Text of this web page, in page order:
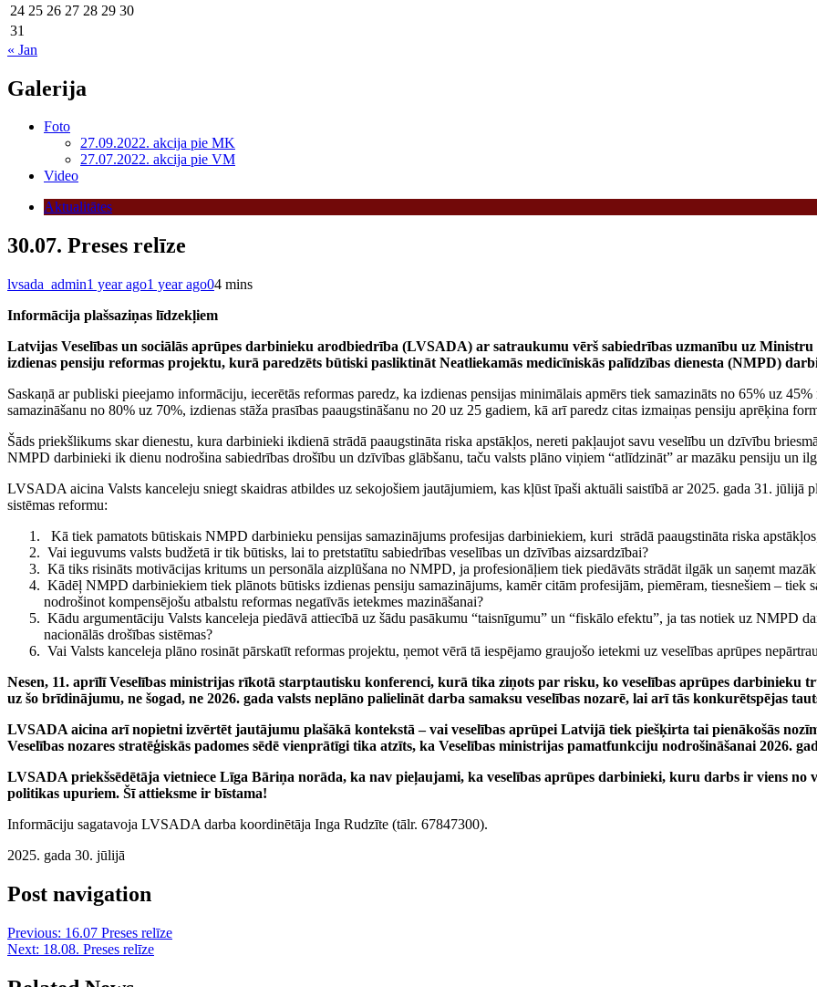
24 25 26 27 28 29 30
31
« Jan
Galerija
Foto
27.09.2022. akcija pie MK
27.07.2022. akcija pie VM
Video
Aktualitātes
30.07. Preses relīze
lvsada_admin1 year ago1 year ago04 mins
Informācija plašsaziņas līdzekļiem
Latvijas Veselības un sociālās aprūpes darbinieku arodbiedrība (LVSADA) ar satraukumu vērš sabiedrības uzmanību uz
izdienas pensiju reformas projektu, kurā paredzēts būtiski pasliktināt Neatliekamās medicīniskās palīdzības dienesta (NMPD)
Saskaņā ar publiski pieejamo informāciju, iecerētās reformas paredz, ka izdienas pensijas minimālais apmērs tiek samazināts no 65% uz
samazināšanu no 80% uz 70%, izdienas stāža prasības paaugstināšanu no 20 uz 25 gadiem, kā arī paredz citas izmaiņas pensiju aprēķina
Šāds priekšlikums skar dienestu, kura darbinieki ikdienā strādā paaugstināta riska apstākļos, nereti pakļaujot savu veselību un dzīvību
NMPD darbinieki ik dienu nodrošina sabiedrības drošību un dzīvības glābšanu, taču valsts plāno viņiem “atlīdzināt” ar mazāku pensiju un
LVSADA aicina Valsts kanceleju sniegt skaidras atbildes uz sekojošiem jautājumiem, kas kļūst īpaši aktuāli saistībā ar 2025. gada 31. jūlijā
sistēmas reformu:
Kā tiek pamatots būtiskais NMPD darbinieku pensijas samazinājums profesijas darbiniekiem, kuri strādā paaugstināta riska
Vai ieguvums valsts budžetā ir tik būtisks, lai to pretstatītu sabiedrības veselības un dzīvības aizsardzībai?
Kā tiks risināts motivācijas kritums un personāla aizplūšana no NMPD, ja profesionāļiem tiek piedāvāts strādāt ilgāk un saņemt
Kādēļ NMPD darbiniekiem tiek plānots būtisks izdienas pensiju samazinājums, kamēr citām profesijām, piemēram, tiesnešiem – tiek
nodrošinot kompensējošu atbalstu reformas negatīvās ietekmes mazināšanai?
Kādu argumentāciju Valsts kanceleja piedāvā attiecībā uz šādu pasākumu “taisnīgumu” un “fiskālo efektu”, ja tas notiek uz NMPD
nacionālās drošības sistēmas?
Vai Valsts kanceleja plāno rosināt pārskatīt reformas projektu, ņemot vērā tā iespējamo graujošo ietekmi uz veselības aprūpes
Nesen, 11. aprīlī Veselības ministrijas rīkotā starptautisku konferenci, kurā tika ziņots par risku, ko veselības aprūpes
uz šo brīdinājumu, ne šogad, ne 2026. gada valsts neplāno palielināt darba samaksu veselības nozarē, lai arī tās konkurētspējas
LVSADA aicina arī nopietni izvērtēt jautājumu plašākā kontekstā – vai veselības aprūpei Latvijā tiek piešķirta tai pienākošās
Veselības nozares stratēģiskās padomes sēdē vienprātīgi tika atzīts, ka Veselības ministrijas pamatfunkciju nodrošināšanai 2026.
LVSADA priekšsēdētāja vietniece Līga Bāriņa norāda, ka nav pieļaujami, ka veselības aprūpes darbinieki, kuru darbs ir viens no
politikas upuriem. Šī attieksme ir bīstama!
Informāciju sagatavoja LVSADA darba koordinētāja Inga Rudzīte (tālr. 67847300).
2025. gada 30. jūlijā
Post navigation
Previous: 16.07 Preses relīze
Next: 18.08. Preses relīze